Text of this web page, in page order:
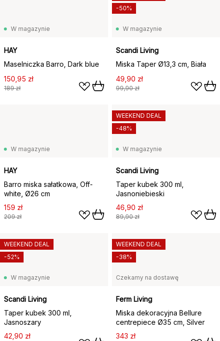
W magazynie
HAY
Maselniczka Barro, Dark blue
150,95 zł
189 zł
W magazynie
Scandi Living
Miska Taper Ø13,3 cm, Biała
49,90 zł
99,90 zł
-50%
W magazynie
HAY
Barro miska sałatkowa, Off-
white, Ø26 cm
159 zł
209 zł
W magazynie
Scandi Living
Taper kubek 300 ml,
Jasnoniebieski
46,90 zł
89,90 zł
WEEKEND DEAL
-48%
W magazynie
Scandi Living
Taper kubek 300 ml,
Jasnoszary
42,90 zł
WEEKEND DEAL
-52%
Czekamy na dostawę
Ferm Living
Miska dekoracyjna Bellure
centrepiece Ø35 cm, Silver
343 zł
WEEKEND DEAL
-38%